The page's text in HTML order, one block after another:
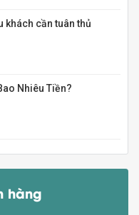
khách cần tuân thủ
Nhiêu Tiền?
hàng